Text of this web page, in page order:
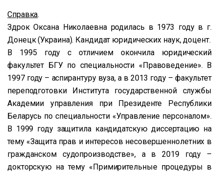
Справка.
Здрок Оксана Николаевна родилась в 1973 году в г.
Донецк (Украина). Кандидат юридических наук, доцент.
В 1995 году с отличием окончила юридический
факультет БГУ по специальности «Правоведение». В
1997 году – аспирантуру вуза, а в 2013 году – факультет
переподготовки Института государственной службы
Академии управления при Президенте Республики
Беларусь по специальности «Управление персоналом».
В 1999 году защитила кандидатскую диссертацию на
тему «Защита прав и интересов несовершеннолетних в
гражданском судопроизводстве», а в 2019 году –
докторскую на тему «Примирительные процедуры в